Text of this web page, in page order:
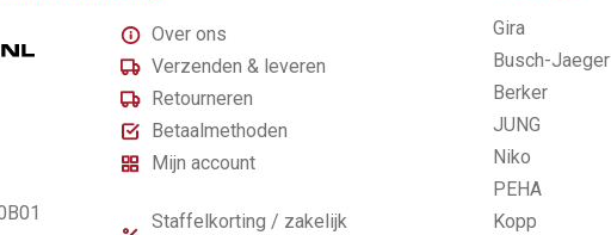
Over ons
Verzenden & leveren
Retourneren
Betaalmethoden
Mijn account
Staffelkorting / zakelijk
Gira
Busch-Jaeger
Berker
JUNG
Niko
PEHA
Kopp